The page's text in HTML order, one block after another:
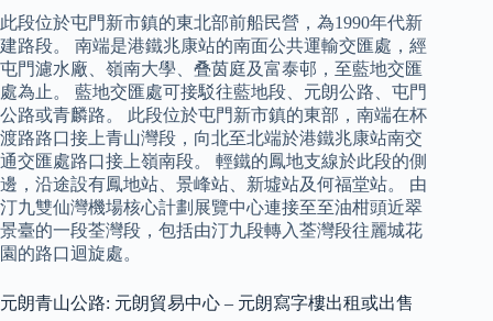
此段位於屯門新市鎮的東北部前船民營，為1990年代新
建路段。 南端是港鐵兆康站的南面公共運輸交匯處，經
屯門濾水廠、嶺南大學、叠茵庭及富泰邨，至藍地交匯
處為止。 藍地交匯處可接駁往藍地段、元朗公路、屯門
公路或青麟路。 此段位於屯門新市鎮的東部，南端在杯
渡路路口接上青山灣段，向北至北端於港鐵兆康站南交
通交匯處路口接上嶺南段。 輕鐵的鳳地支線於此段的側
邊，沿途設有鳳地站、景峰站、新墟站及何福堂站。 由
汀九雙仙灣機場核心計劃展覽中心連接至至油柑頭近翠
景臺的一段荃灣段，包括由汀九段轉入荃灣段往麗城花
園的路口迴旋處。
元朗青山公路: 元朗貿易中心 – 元朗寫字樓出租或出售